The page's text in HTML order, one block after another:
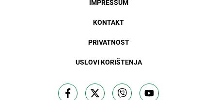
IMPRESSUM
KONTAKT
PRIVATNOST
USLOVI KORIŠTENJA